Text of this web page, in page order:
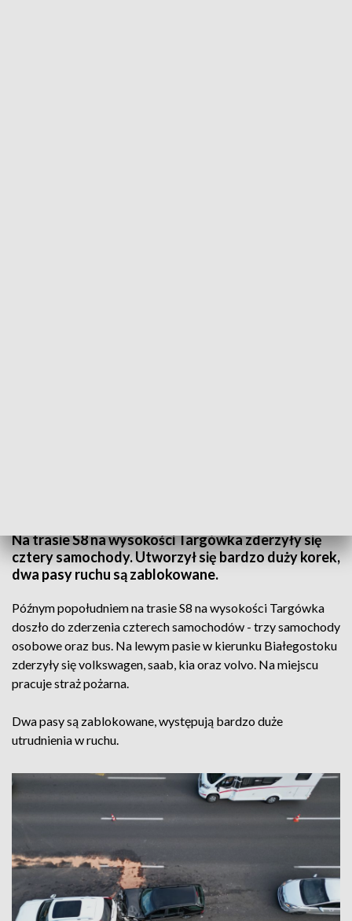
Na trasie S8 na wysokości Targówka zderzyły się
cztery samochody. Utworzył się bardzo duży korek,
dwa pasy ruchu są zablokowane.
Późnym popołudniem na trasie S8 na wysokości Targówka
doszło do zderzenia czterech samochodów - trzy samochody
osobowe oraz bus. Na lewym pasie w kierunku Białegostoku
zderzyły się volkswagen, saab, kia oraz volvo. Na miejscu
pracuje straż pożarna.
Dwa pasy są zablokowane, występują bardzo duże
utrudnienia w ruchu.